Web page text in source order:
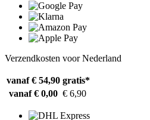
Verzendkosten voor Nederland
vanaf € 54,90 gratis*
vanaf € 0,00 € 6,90